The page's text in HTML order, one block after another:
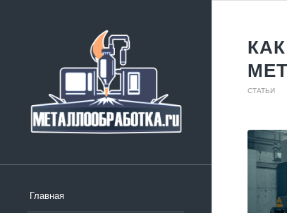
Главная
СТАТЬИ